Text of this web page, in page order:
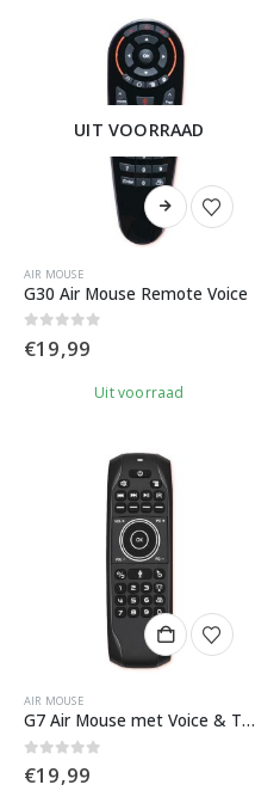
UIT VOORRAAD
AIR MOUSE
G30 Air Mouse Remote Voice
0out of 5
€19,99
Uit voorraad
AIR MOUSE
G7 Air Mouse met Voice & Toetsenbord
0out of 5
€19,99